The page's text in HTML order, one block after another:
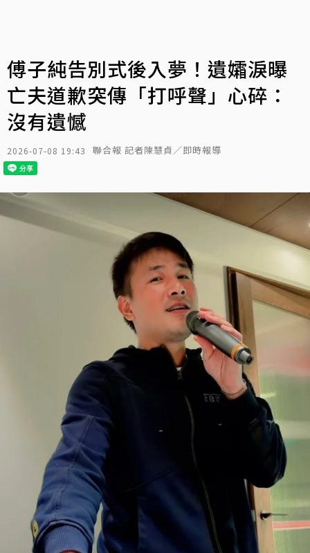
傅子純告別式後入夢！遺孀淚曝
亡夫道歉突傳「打呼聲」心碎：
沒有遺憾
2026-07-08 19:43 聯合報 記者陳慧貞／即時報導